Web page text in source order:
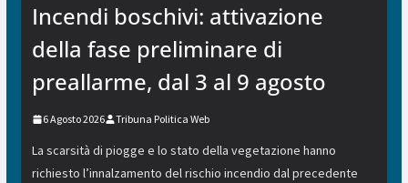
Incendi boschivi: attivazione
della fase preliminare di
preallarme, dal 3 al 9 agosto
6 Agosto 2026 Tribuna Politica Web
La scarsità di piogge e lo stato della vegetazione hanno
richiesto l’innalzamento del rischio incendio dal precedente